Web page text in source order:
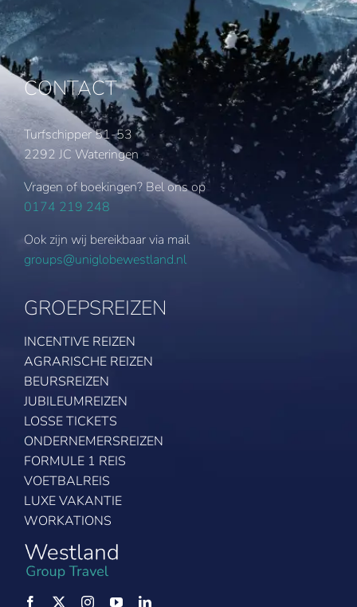
CONTACT
Turfschipper 51-53
2292 JC Wateringen
Vragen of boekingen? Bel ons op
0174 219 248
Ook zijn wij bereikbaar via mail
groups@uniglobewestland.nl
GROEPSREIZEN
INCENTIVE REIZEN
AGRARISCHE REIZEN
BEURSREIZEN
JUBILEUMREIZEN
LOSSE TICKETS
ONDERNEMERSREIZEN
FORMULE 1 REIS
VOETBALREIS
LUXE VAKANTIE
WORKATIONS